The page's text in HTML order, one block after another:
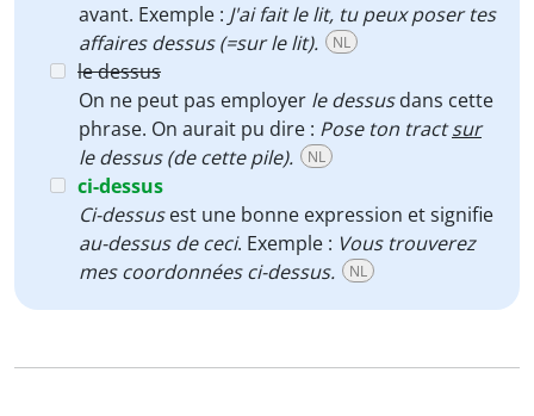
avant. Exemple : J'ai fait le lit, tu peux poser tes
affaires dessus (=sur le lit).
NL
le dessus
On ne peut pas employer le dessusdans cette
phrase. On aurait pu dire : Pose ton tractsur
le dessus (de cette pile).
NL
ci-dessus
Ci-dessusest une bonne expression et signifie
au-dessus de ceci. Exemple : Vous trouverez
mes coordonnées ci-dessus.
NL